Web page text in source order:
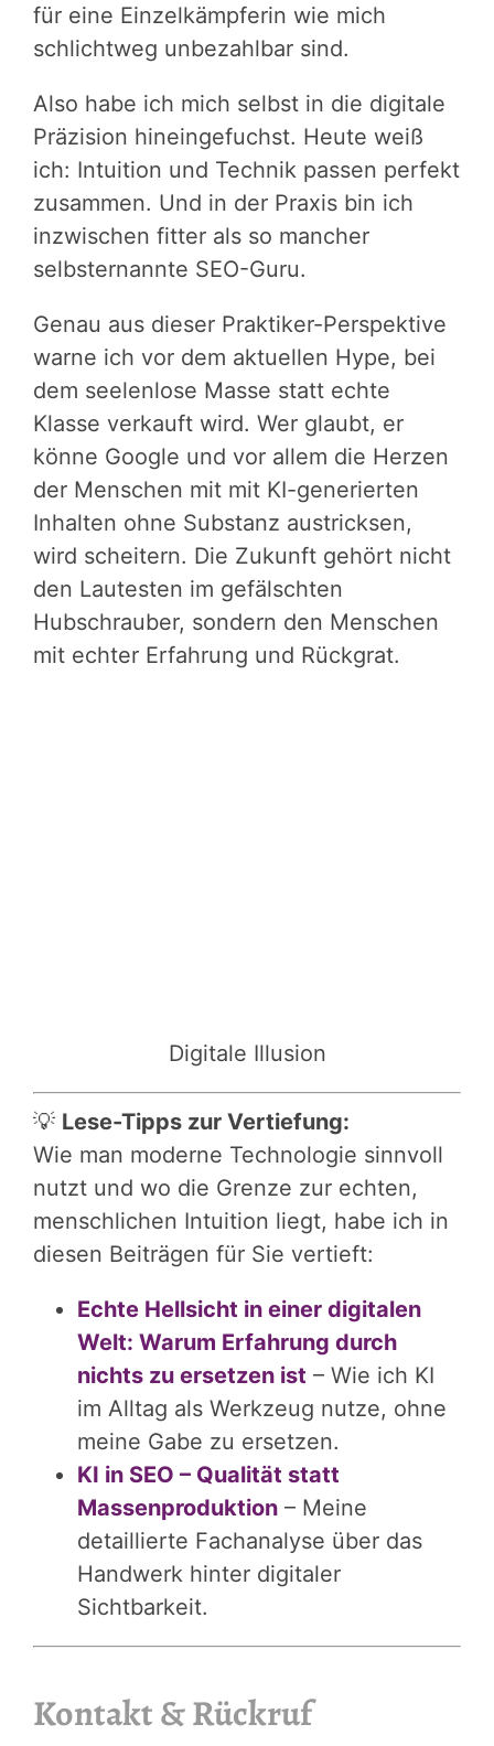
für eine Einzelkämpferin wie mich
schlichtweg unbezahlbar sind.
Also habe ich mich selbst in die digitale
Präzision hineingefuchst. Heute weiß
ich: Intuition und Technik passen perfekt
zusammen. Und in der Praxis bin ich
inzwischen fitter als so mancher
selbsternannte SEO-Guru.
Genau aus dieser Praktiker-Perspektive
warne ich vor dem aktuellen Hype, bei
dem seelenlose Masse statt echte
Klasse verkauft wird. Wer glaubt, er
könne Google und vor allem die Herzen
der Menschen mit mit KI-generierten
Inhalten ohne Substanz austricksen,
wird scheitern. Die Zukunft gehört nicht
den Lautesten im gefälschten
Hubschrauber, sondern den Menschen
mit echter Erfahrung und Rückgrat.
Digitale Illusion
💡 Lese-Tipps zur Vertiefung:
Wie man moderne Technologie sinnvoll
nutzt und wo die Grenze zur echten,
menschlichen Intuition liegt, habe ich in
diesen Beiträgen für Sie vertieft:
Echte Hellsicht in einer digitalen
Welt: Warum Erfahrung durch
nichts zu ersetzen ist – Wie ich KI
im Alltag als Werkzeug nutze, ohne
meine Gabe zu ersetzen.
KI in SEO – Qualität statt
Massenproduktion – Meine
detaillierte Fachanalyse über das
Handwerk hinter digitaler
Sichtbarkeit.
Kontakt & Rückruf